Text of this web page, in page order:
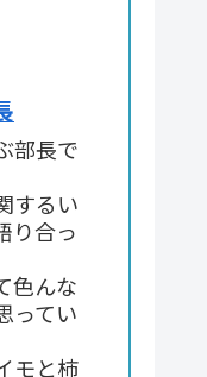
部長で
するい
り合っ
色んな
ってい
モと柿